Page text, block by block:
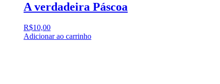
A verdadeira Páscoa
R$10,00
Adicionar ao carrinho